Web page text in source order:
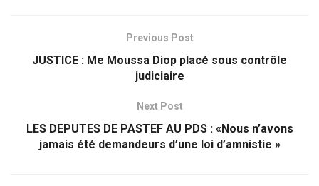
Previous Post
JUSTICE : Me Moussa Diop placé sous contrôle
judiciaire
Next Post
LES DEPUTES DE PASTEF AU PDS : «Nous n’avons
jamais été demandeurs d’une loi d’amnistie »